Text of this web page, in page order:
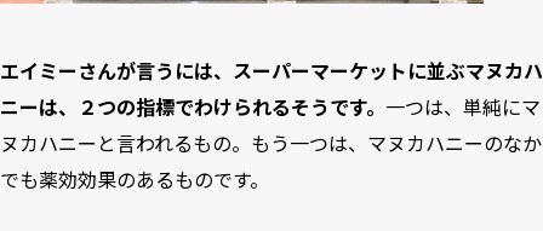
エイミーさんが言うには、スーパーマーケットに並ぶマヌカハ
ニーは、２つの指標でわけられるそうです。 一つは、単純にマ
ヌカハニーと言われるもの。もう一つは、マヌカハニーのなか
でも薬効効果のあるものです。